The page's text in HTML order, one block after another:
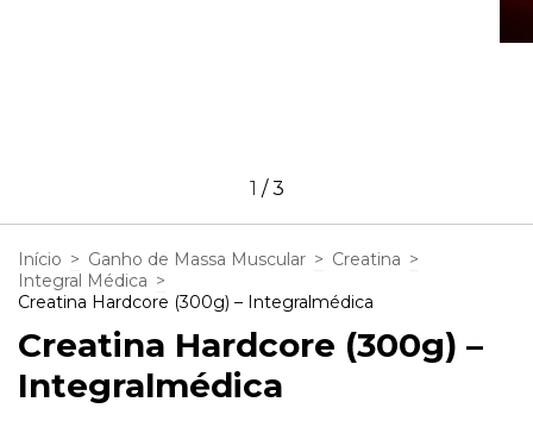
1 /3
Início > Ganho de Massa Muscular > Creatina >
Integral Médica >
Creatina Hardcore (300g) – Integralmédica
Creatina Hardcore (300g) –
Integralmédica